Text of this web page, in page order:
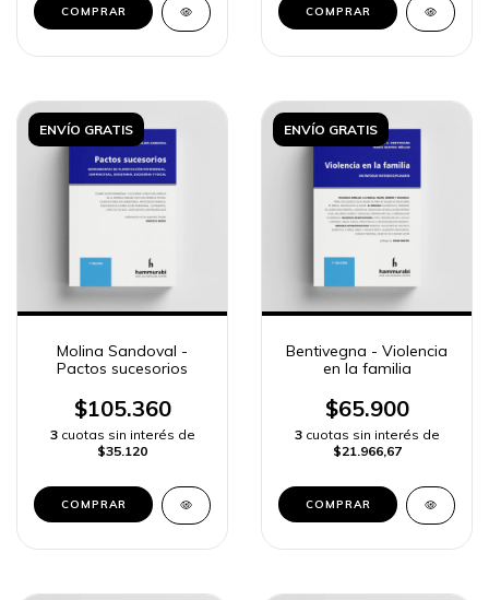
COMPRAR COMPRAR
ENVÍO GRATIS
Molina Sandoval -
Pactos sucesorios
$105.360
3 cuotas sin interés de
$35.120
COMPRAR
ENVÍO GRATIS
Bentivegna - Violencia
en la familia
$65.900
3 cuotas sin interés de
$21.966,67
COMPRAR